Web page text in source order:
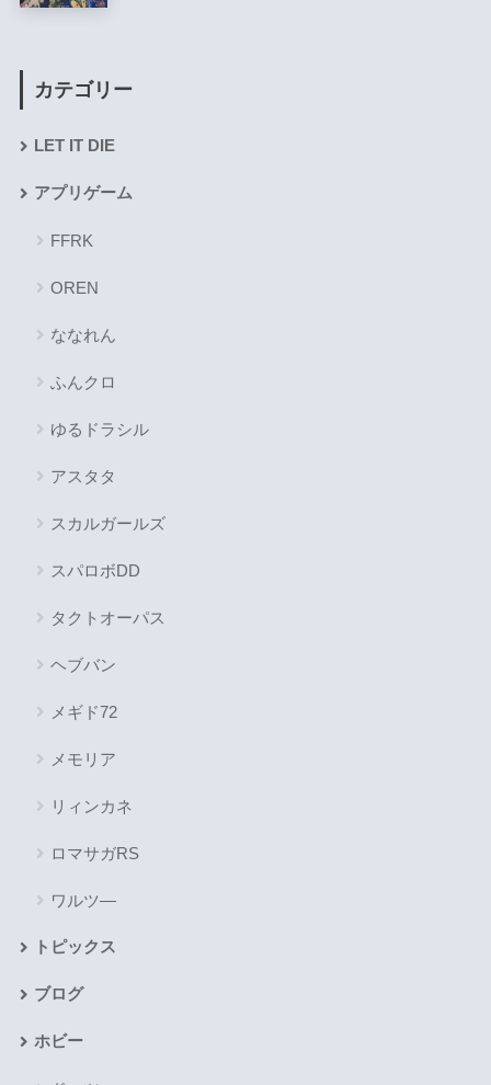
カテゴリー
LET IT DIE
アプリゲーム
FFRK
OREN
ななれん
ふんクロ
ゆるドラシル
アスタタ
スカルガールズ
スパロボDD
タクトオーパス
ヘブバン
メギド72
メモリア
リィンカネ
ロマサガRS
ワルツ―
トピックス
ブログ
ホビー